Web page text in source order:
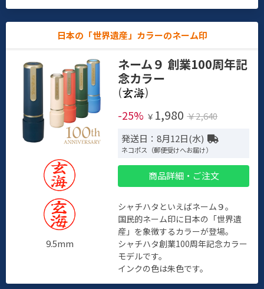
日本の「世界遺産」カラーのネーム印
9.5mm
ネーム９ 創業100周年記
念カラー
(
)
-25% ￥ 1,980 ￥2,640
発送日：8月12日(水)
ネコポス（郵便受けへお届け）
商品詳細・ご注文
シャチハタといえばネーム９。
国民的ネーム印に日本の「世界遺
産」を象徴するカラーが登場。
シャチハタ創業100周年記念カラー
モデルです。
インクの色は朱色です。